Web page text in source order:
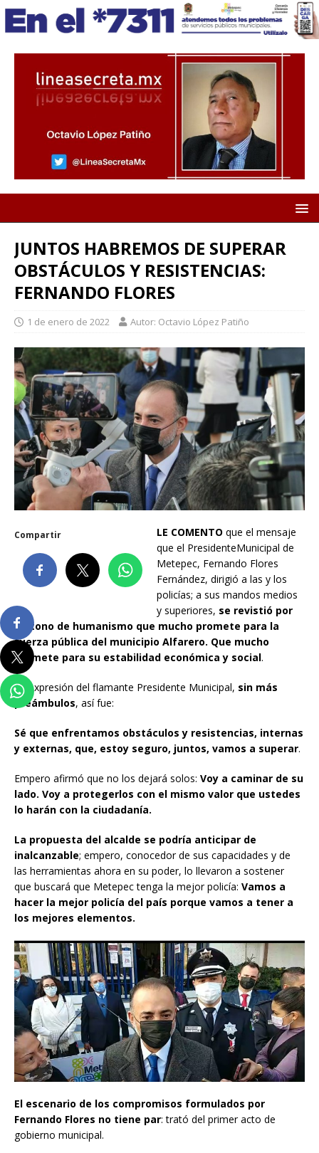
JUNTOS HABREMOS DE SUPERAR
OBSTÁCULOS Y RESISTENCIAS:
FERNANDO FLORES
1 de enero de 2022 Autor: Octavio López Patiño
Compartir LE COMENTO que el mensaje
que el PresidenteMunicipal de
Metepec, Fernando Flores
Fernández, dirigió a las y los
policías; a sus mandos medios
y superiores, se revistió por
un tono de humanismo que mucho promete para la
fuerza pública del municipio Alfarero. Que mucho
promete para su estabilidad económica y social.
La expresión del flamante Presidente Municipal, sin más
preámbulos, así fue:
Sé que enfrentamos obstáculos y resistencias, internas
y externas, que, estoy seguro, juntos, vamos a superar.
Empero afirmó que no los dejará solos: Voy a caminar de su
lado. Voy a protegerlos con el mismo valor que ustedes
lo harán con la ciudadanía.
La propuesta del alcalde se podría anticipar de
inalcanzable; empero, conocedor de sus capacidades y de
las herramientas ahora en su poder, lo llevaron a sostener
que buscará que Metepec tenga la mejor policía: Vamos a
hacer la mejor policía del país porque vamos a tener a
los mejores elementos.
El escenario de los compromisos formulados por
Fernando Flores no tiene par: trató del primer acto de
gobierno municipal.